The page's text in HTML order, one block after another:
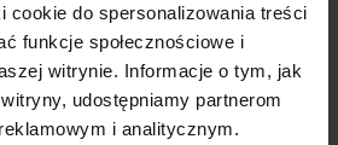
cookie do spersonalizowania treści
funkcje społecznościowe i
witrynie. Informacje o tym, jak
udostępniamy partnerom
i analitycznym.
AC– wyceń i kup w 2 minuty